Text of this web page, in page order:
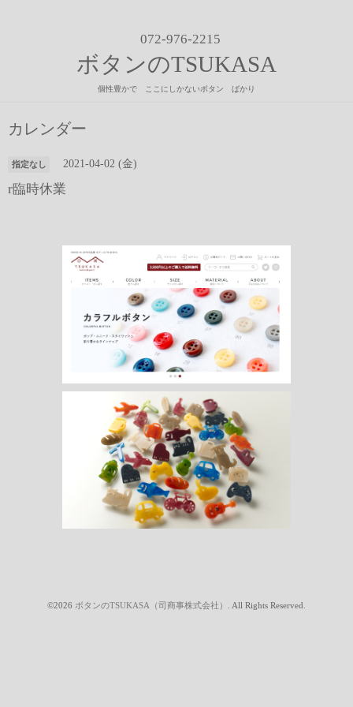
072-976-2215
ボタンのTSUKASA
個性豊かで ここにしかないボタン ばかり
カレンダー
指定なし 2021-04-02 (金)
r臨時休業
©2026 ボタンのTSUKASA（司商事株式会社） . All Rights Reserved.